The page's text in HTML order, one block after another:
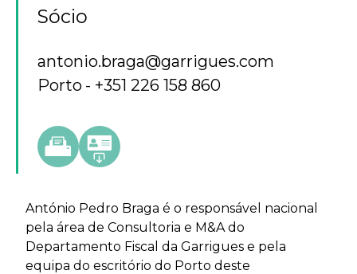
Sócio
antonio.braga@garrigues.com
Porto
+351 226 158 860
António Pedro Braga é o responsável nacional
pela área de Consultoria e M&A do
Departamento Fiscal da Garrigues e pela
equipa do escritório do Porto deste